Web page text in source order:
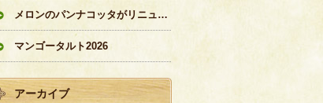
メロンのパンナコッタがリニューアル
マンゴータルト2026
アーカイブ